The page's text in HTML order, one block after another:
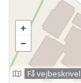
Få